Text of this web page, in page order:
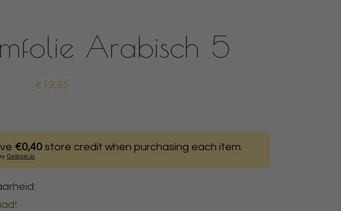
Arabisch 5
€19,95
€0,40 store credit when purchasing each item.
Getkoin.io